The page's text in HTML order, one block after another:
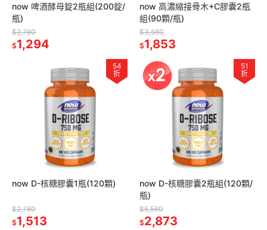
now 啤酒酵母錠2瓶組(200錠/
瓶)
$2,760
$1,294
now 高濃縮接骨木+C膠囊2瓶
組(90顆/瓶)
$3,560
$1,853
54
折
now D-核糖膠囊1瓶(120顆)
$2,780
$1,513
51
折
now D-核糖膠囊2瓶組(120顆/
瓶)
$5,560
$2,873